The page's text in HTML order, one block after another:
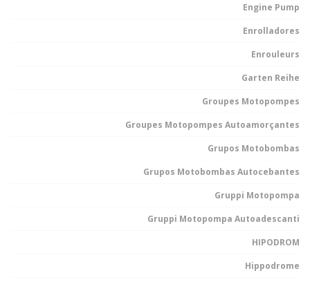
Engine Pump
Enrolladores
Enrouleurs
Garten Reihe
Groupes Motopompes
Groupes Motopompes Autoamorçantes
Grupos Motobombas
Grupos Motobombas Autocebantes
Gruppi Motopompa
Gruppi Motopompa Autoadescanti
HIPODROM
Hippodrome